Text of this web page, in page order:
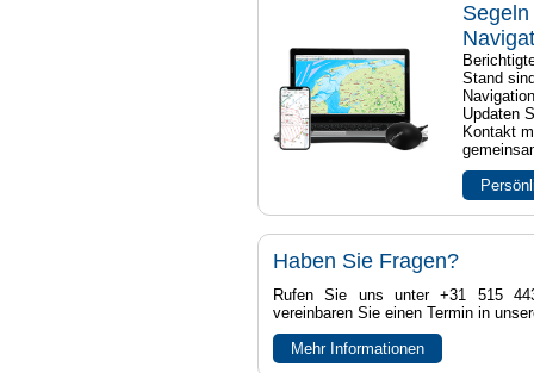
Stand
Updaten
Kontakt
Haben Sie Fragen?
Rufen Sie uns unter +31 515
vereinbaren Sie einen Termin in
Mehr Informationen